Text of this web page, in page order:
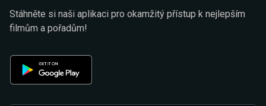
Stáhněte si naši aplikaci pro okamžitý přístup k nejlepším
filmům a pořadům!